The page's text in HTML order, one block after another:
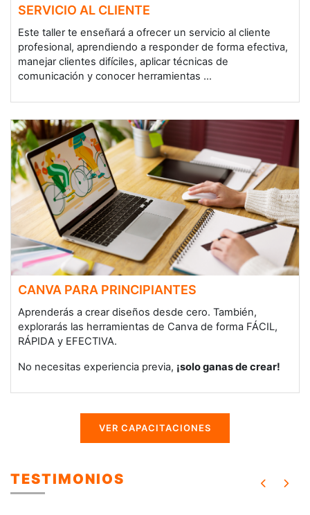
SERVICIO AL CLIENTE
Este taller te enseñará a ofrecer un servicio al cliente
profesional, aprendiendo a responder de forma efectiva,
manejar clientes difíciles, aplicar técnicas de
comunicación y conocer herramientas ...
CANVA PARA PRINCIPIANTES
Aprenderás a crear diseños desde cero. También,
explorarás las herramientas de Canva de forma FÁCIL,
RÁPIDA y EFECTIVA.
No necesitas experiencia previa, ¡solo ganas de crear!
VER CAPACITACIONES
TESTIMONIOS